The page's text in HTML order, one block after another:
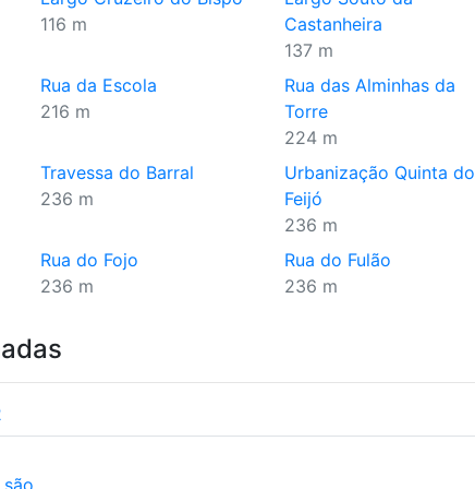
116 m
Castanheira
137 m
Rua da Escola
216 m
Rua das Alminhas da
Torre
224 m
Travessa do Barral
236 m
Urbanização Quinta do
Feijó
236 m
Rua do Fojo
236 m
Rua do Fulão
236 m